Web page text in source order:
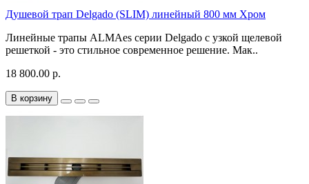
Душевой трап Delgado (SLIM) линейный 800 мм Хром
Линейные трапы ALMAes серии Delgado с узкой щелевой
решеткой - это стильное современное решение. Мак..
18 800.00 р.
В корзину